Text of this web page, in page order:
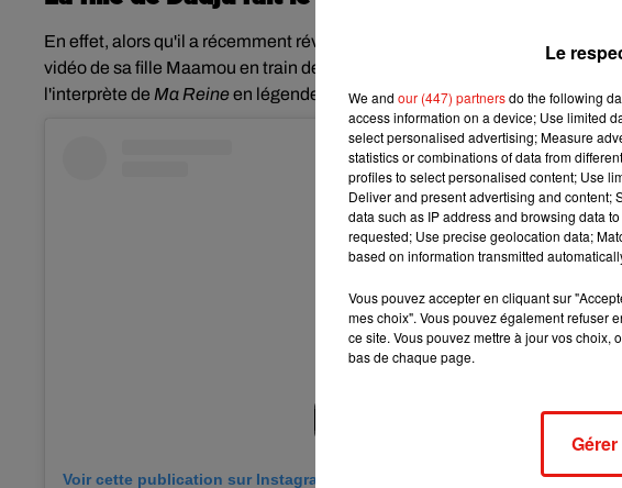
En effet, alors qu'il a récemment révélé être devenu papa pour la seconde
vidéo de sa fille Maamou en train de chanter à ses côtés. "
Maamou
l'interprète de Ma Reineen légende, très fier de sa fille aînéenée en
Voir cette publication sur Instagram
Le
We and our (447) partnersdo the following
access information on a device; Use limited
select personalised advertising; Measure
statistics or combinations of data from
profiles to select personalised content; Use
Deliver and present advertising and content;
data such as IP address and browsing data
requested; Use precise geolocation data;
based on information transmitted
Vous pouvez accepter en cliquant sur
mes choix". Vous pouvez également refuser
ce site. Vous pouvez mettre à jour vos choix,
bas de chaque page.